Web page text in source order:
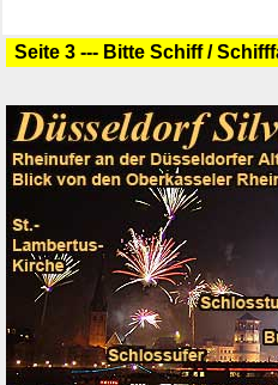
Seite 3 --- Bitte Schiff /